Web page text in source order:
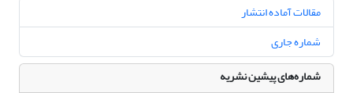
مقالات آماده انتشار
شماره جاری
شماره‌های پیشین نشریه